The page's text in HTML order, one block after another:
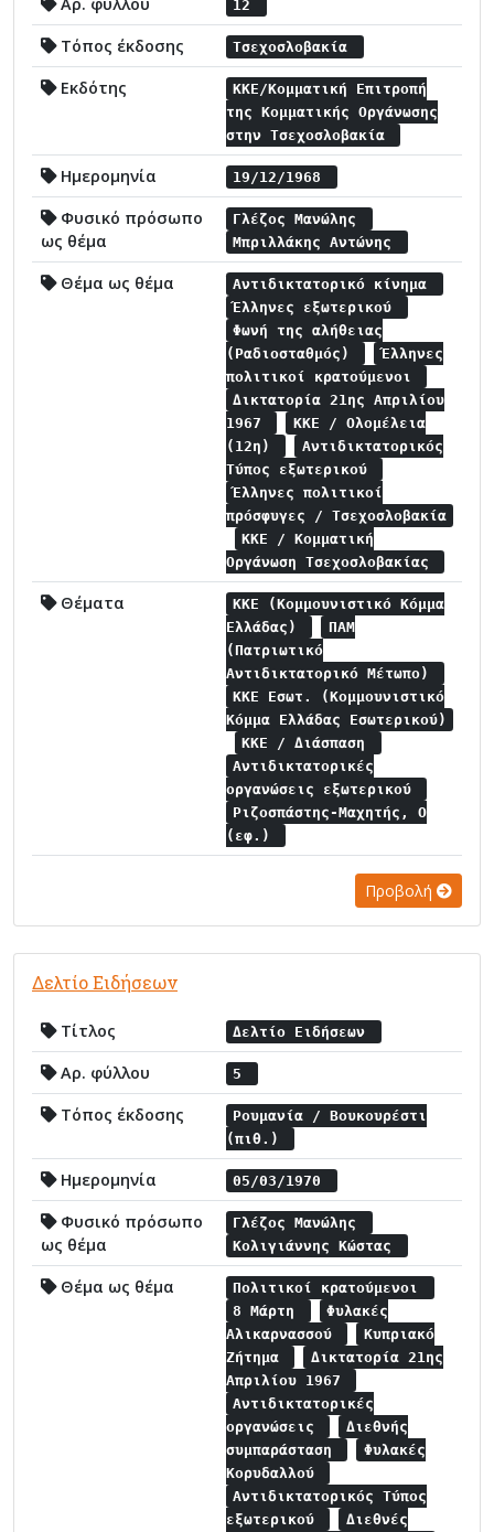
12
Τόπος έκδοσης Τσεχοσλοβακία
Εκδότης
ΚΚΕ/Κομματική Επιτροπή
της Κομματικής Οργάνωσης
στην Τσεχοσλοβακία
Ημερομηνία 19/12/1968
Φυσικό πρόσωπο
ως θέμα
Γλέζος Μανώλης
Μπριλλάκης Αντώνης
Θέμα ως θέμα
Αντιδικτατορικό κίνημα
Έλληνες εξωτερικού
Φωνή της αλήθειας
(Ραδιοσταθμός)
Έλληνες
πολιτικοί κρατούμενοι
Δικτατορία 21ης Απριλίου
1967
ΚΚΕ / Ολομέλεια
(12η)
Αντιδικτατορικός
Τύπος εξωτερικού
Έλληνες πολιτικοί
πρόσφυγες / Τσεχοσλοβακία
ΚΚΕ / Κομματική
Οργάνωση Τσεχοσλοβακίας
Θέματα
ΚΚΕ (Κομμουνιστικό Κόμμα
Ελλάδας)
ΠΑΜ
(Πατριωτικό
Αντιδικτατορικό Μέτωπο)
ΚΚΕ Εσωτ. (Κομμουνιστικό
Κόμμα Ελλάδας Εσωτερικού)
ΚΚΕ / Διάσπαση
Αντιδικτατορικές
οργανώσεις εξωτερικού
Ριζοσπάστης-Μαχητής, Ο
(εφ.)
Προβολή
Δελτίο Ειδήσεων
Τίτλος Δελτίο Ειδήσεων
Αρ. φύλλου 5
Τόπος έκδοσης
Ρουμανία / Βουκουρέστι
(πιθ.)
Ημερομηνία 05/03/1970
Φυσικό πρόσωπο
ως θέμα
Γλέζος Μανώλης
Κολιγιάννης Κώστας
Θέμα ως θέμα
Πολιτικοί κρατούμενοι
8 Μάρτη
Φυλακές
Αλικαρνασσού
Κυπριακό
Ζήτημα
Δικτατορία 21ης
Απριλίου 1967
Αντιδικτατορικές
οργανώσεις
Διεθνής
συμπαράσταση
Φυλακές
Κορυδαλλού
Αντιδικτατορικός Τύπος
εξωτερικού
Διεθνές